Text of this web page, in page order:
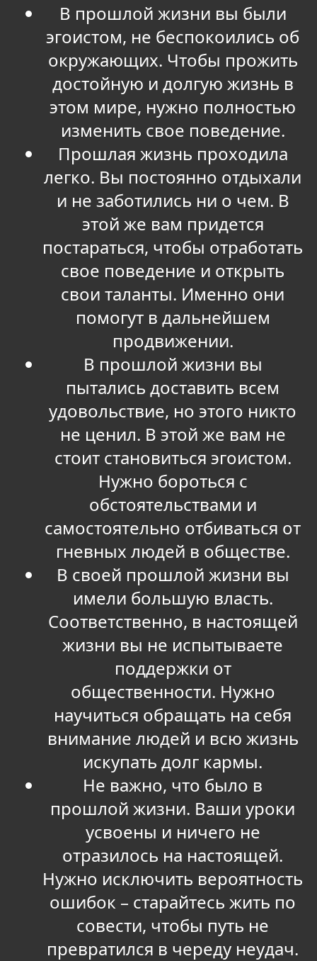
В прошлой жизни вы были
эгоистом, не беспокоились об
окружающих. Чтобы прожить
достойную и долгую жизнь в
этом мире, нужно полностью
изменить свое поведение.
Прошлая жизнь проходила
легко. Вы постоянно отдыхали
и не заботились ни о чем. В
этой же вам придется
постараться, чтобы отработать
свое поведение и открыть
свои таланты. Именно они
помогут в дальнейшем
продвижении.
В прошлой жизни вы
пытались доставить всем
удовольствие, но этого никто
не ценил. В этой же вам не
стоит становиться эгоистом.
Нужно бороться с
обстоятельствами и
самостоятельно отбиваться от
гневных людей в обществе.
В своей прошлой жизни вы
имели большую власть.
Соответственно, в настоящей
жизни вы не испытываете
поддержки от
общественности. Нужно
научиться обращать на себя
внимание людей и всю жизнь
искупать долг кармы.
Не важно, что было в
прошлой жизни. Ваши уроки
усвоены и ничего не
отразилось на настоящей.
Нужно исключить вероятность
ошибок – старайтесь жить по
совести, чтобы путь не
превратился в череду неудач.